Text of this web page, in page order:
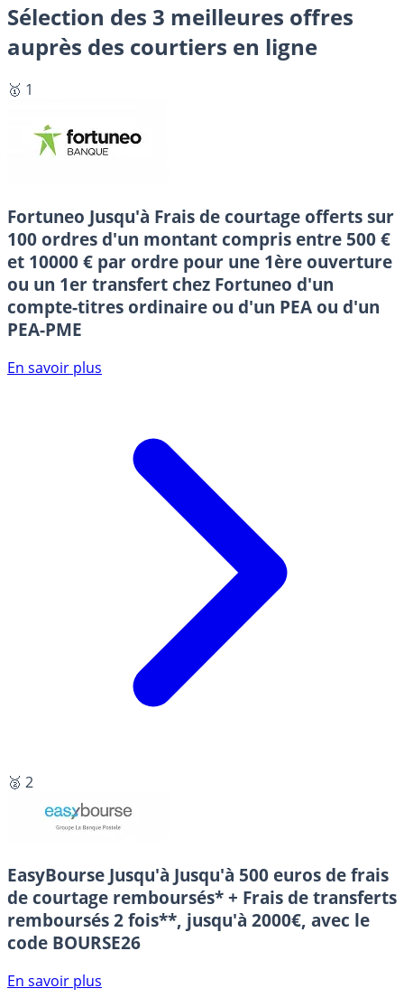
Sélection des 3 meilleures offres
auprès des courtiers en ligne
🥇 1
Fortuneo Jusqu'à Frais de courtage offerts sur
100 ordres d'un montant compris entre 500 €
et 10000 € par ordre pour une 1ère ouverture
ou un 1er transfert chez Fortuneo d'un
compte-titres ordinaire ou d'un PEA ou d'un
PEA-PME
En savoir plus
🥈 2
EasyBourse Jusqu'à Jusqu'à 500 euros de frais
de courtage remboursés* + Frais de transferts
remboursés 2 fois**, jusqu'à 2000€, avec le
code BOURSE26
En savoir plus